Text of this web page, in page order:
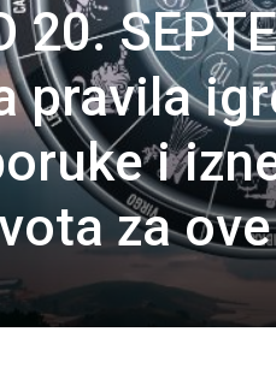
20.
pravila
i
za